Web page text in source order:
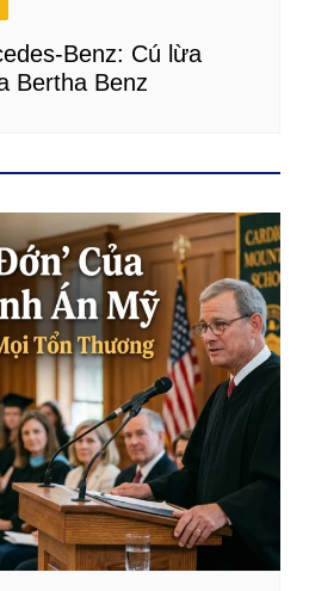
Benz: Cú lừa
Bertha Benz